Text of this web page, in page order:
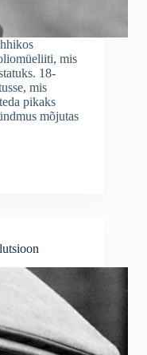
mis
18-
mis
pikaks
mõjutas